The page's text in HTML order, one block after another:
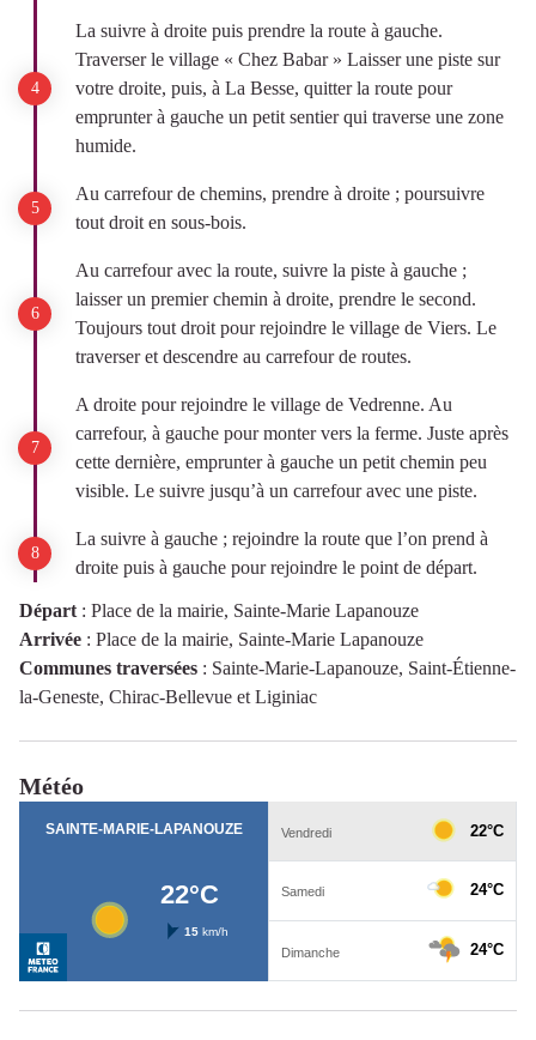
La suivre à droite puis prendre la route à gauche.
Traverser le village « Chez Babar » Laisser une piste sur
votre droite, puis, à La Besse, quitter la route pour
emprunter à gauche un petit sentier qui traverse une zone
humide.
Au carrefour de chemins, prendre à droite ; poursuivre
tout droit en sous-bois.
Au carrefour avec la route, suivre la piste à gauche ;
laisser un premier chemin à droite, prendre le second.
Toujours tout droit pour rejoindre le village de Viers. Le
traverser et descendre au carrefour de routes.
A droite pour rejoindre le village de Vedrenne. Au
carrefour, à gauche pour monter vers la ferme. Juste après
cette dernière, emprunter à gauche un petit chemin peu
visible. Le suivre jusqu’à un carrefour avec une piste.
La suivre à gauche ; rejoindre la route que l’on prend à
droite puis à gauche pour rejoindre le point de départ.
Départ : Place de la mairie, Sainte-Marie Lapanouze
Arrivée : Place de la mairie, Sainte-Marie Lapanouze
Communes traversées : Sainte-Marie-Lapanouze, Saint-Étienne-
la-Geneste, Chirac-Bellevue et Liginiac
Météo